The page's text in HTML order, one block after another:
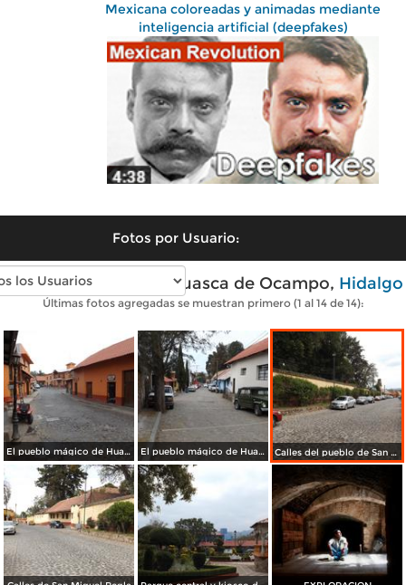
Mexicana coloreadas y animadas mediante
inteligencia artificial (deepfakes)
Fotos por Usuario:
Fotos modernas de Huasca de Ocampo, Hidalgo
Últimas fotos agregadas se muestran primero (1 al 14 de 14):
El pueblo mágico de Huasca de Ocampo. Noviembre/2012 El pueblo mágico de Huasca de Ocampo. Noviembre/2012 Calles del pueblo de San Miguel Regla